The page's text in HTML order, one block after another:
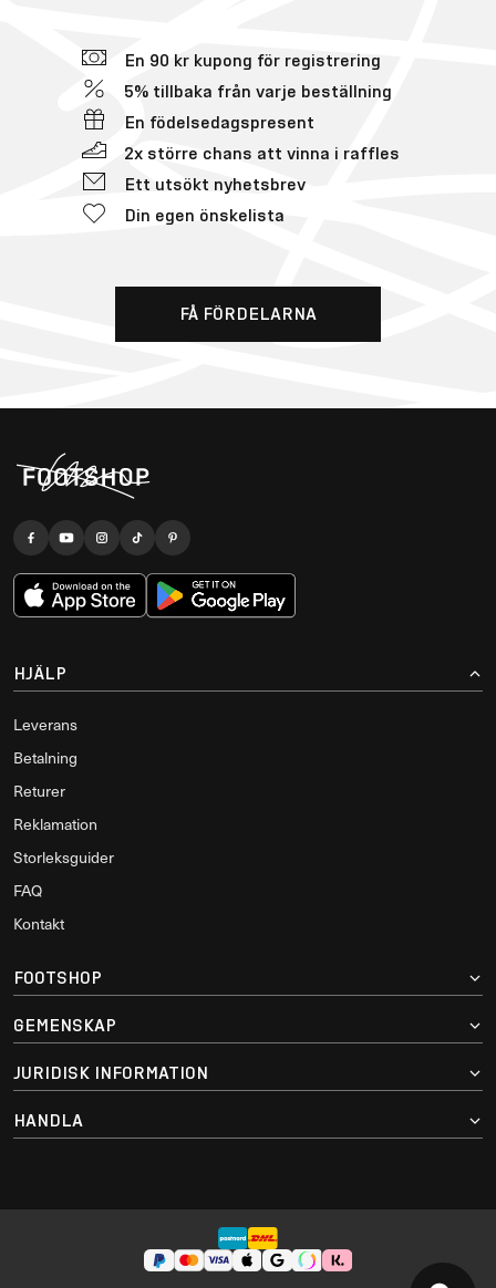
En 90 kr kupong för registrering
5% tillbaka från varje beställning
En födelsedagspresent
2x större chans att vinna i raffles
Ett utsökt nyhetsbrev
Din egen önskelista
FÅ FÖRDELARNA
HJÄLP
Leverans
Betalning
Returer
Reklamation
Storleksguider
FAQ
Kontakt
FOOTSHOP
GEMENSKAP
JURIDISK INFORMATION
HANDLA